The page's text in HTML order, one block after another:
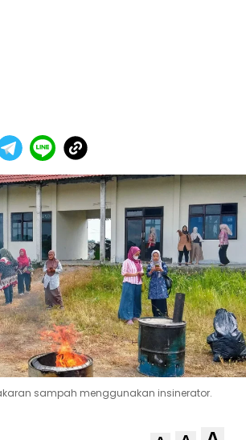
sampah menggunakan insinerator.